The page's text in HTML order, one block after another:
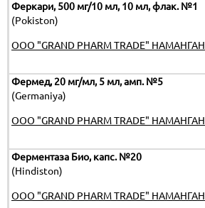
Феркари, 500 мг/10 мл, 10 мл, флак. №1
(Pokiston)
OOO "GRAND PHARM TRADE" НАМАНГАН
Фермед, 20 мг/мл, 5 мл, амп. №5
(Germaniya)
OOO "GRAND PHARM TRADE" НАМАНГАН
Ферментаза Био, капс. №20
(Hindiston)
OOO "GRAND PHARM TRADE" НАМАНГАН